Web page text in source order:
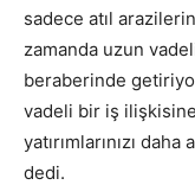
sadece atıl
zamanda uzun
beraberinde
vadeli bir iş ilişkisine
yatırımlarınızı
dedi.